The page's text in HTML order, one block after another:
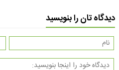
دیدگاه تان را بنویسید